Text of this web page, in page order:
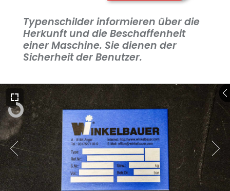
Typenschilder informieren über die
Herkunft und die Beschaffenheit
einer Maschine. Sie dienen der
Sicherheit der Benutzer.